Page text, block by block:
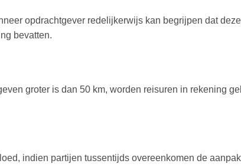
opdrachtgever redelijkerwijs kan begrijpen dat deze
bevatten.
groter is dan 50 km, worden reisuren in rekening
indien partijen tussentijds overeenkomen de